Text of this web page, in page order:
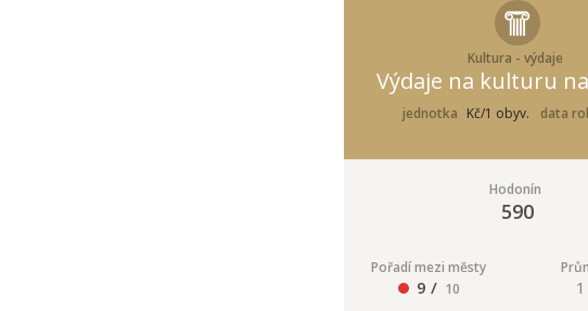
Kultura - výdaje
Výdaje na kulturu
jednotka Kč/1 obyv. data
Hodonín
590
Pořadí mezi městy
9 / 10